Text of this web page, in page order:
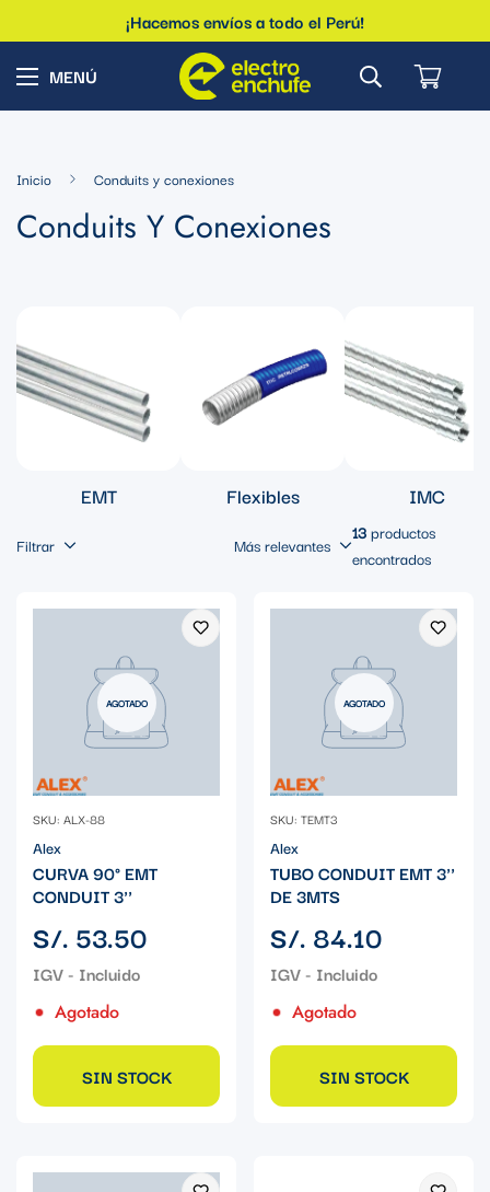
¡Hacemos envíos a todo el Perú!
Inicio Conduits y conexiones
Conduits Y Conexiones
EMT Flexibles IMC
Filtrar Más relevantes
13productos
encontrados
AGOTADO
SKU: ALX-88
Alex
CURVA 90° EMT
CONDUIT 3''
Precio
regular
S/. 53.50
Agotado
SIN STOCK
AGOTADO
SKU: TEMT3
Alex
TUBO CONDUIT EMT 3''
DE 3MTS
Precio
regular
S/. 84.10
Agotado
SIN STOCK